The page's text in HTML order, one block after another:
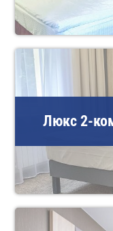
Люкс 2-